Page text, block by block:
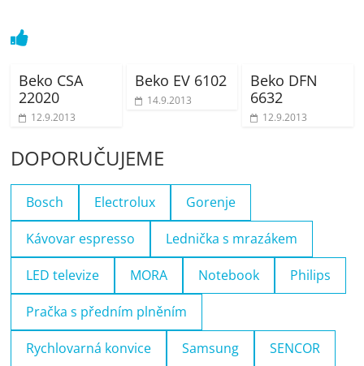
Beko CSA
22020
12.9.2013
Beko EV 6102
14.9.2013
Beko DFN
6632
12.9.2013
DOPORUČUJEME
Bosch Electrolux Gorenje
Kávovar espresso Lednička s mrazákem
LED televize MORA Notebook Philips
Pračka s předním plněním
Rychlovarná konvice Samsung SENCOR